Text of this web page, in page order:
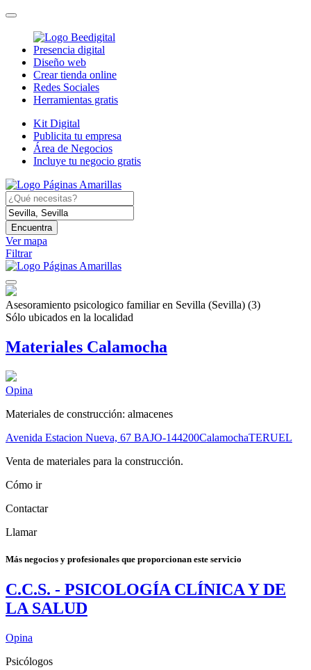
Presencia digital
Diseño web
Crear tienda online
Redes Sociales
Herramientas gratis
Kit Digital
Publicita tu empresa
Área de Negocios
Incluye tu negocio gratis
Encuentra
Ver mapa
Filtrar
Asesoramiento psicologico familiar en Sevilla (Sevilla) (3)
Sólo ubicados en la localidad
Materiales Calamocha
Opina
Materiales de construcción: almacenes
Avenida Estacion Nueva, 67 BAJO-144200CalamochaTERUEL
Venta de materiales para la construcción.
Cómo ir
Contactar
Llamar
Más negocios y profesionales que proporcionan este servicio
C.C.S. - PSICOLOGÍA CLÍNICA Y DE
LA SALUD
Opina
Psicólogos